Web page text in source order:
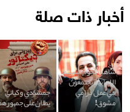
أخبار ذات صلة
شاهد: نجوم السينما
الإيرانية يجتمعون
في عمل درامي
مشوق!
جمشيدي وكيائي
يطلان على